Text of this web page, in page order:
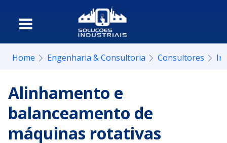
Home Engenharia & Consultoria Consultores
Alinhamento e
balanceamento de
máquinas rotativas